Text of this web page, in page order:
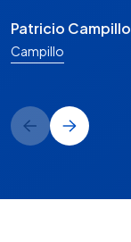
Patricio Campillo
Campillo
Rinat